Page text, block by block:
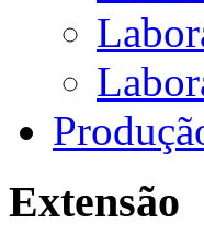
Extensão